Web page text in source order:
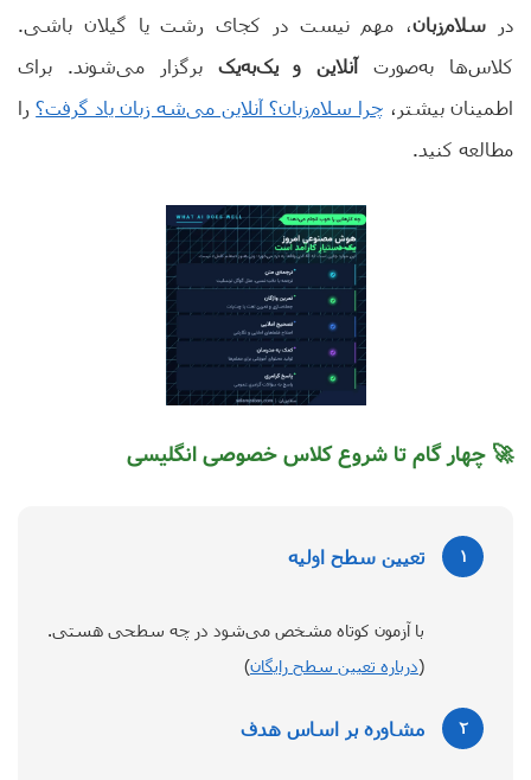
در سلام‌زبان، مهم نیست در کجای رشت یا گیلان باشی.
کلاس‌ها به‌صورتآنلاین و یک‌به‌یک برگزار می‌شوند. برای
اطمینان بیشتر، چرا سلام‌زبان؟ آنلاین می‌شه زبان یاد گرفت؟را
مطالعه کنید.
🚀 چهار گام تا شروع کلاس خصوصی انگلیسی
۱ تعیین سطح اولیه
با آزمون کوتاه مشخص می‌شود در چه سطحی هستی.
(درباره تعیین سطح رایگان)
۲ مشاوره بر اساس هدف